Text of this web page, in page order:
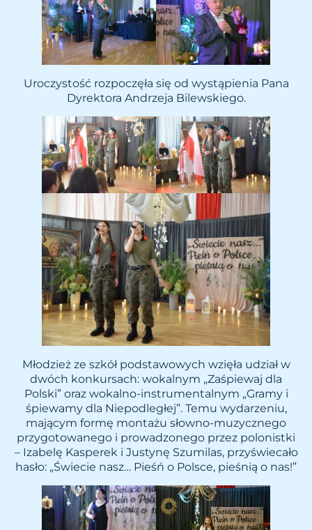
Uroczystość rozpoczęła się od wystąpienia Pana
Dyrektora Andrzeja Bilewskiego.
Młodzież ze szkół podstawowych wzięła udział w
dwóch konkursach: wokalnym „Zaśpiewaj dla
Polski” oraz wokalno-instrumentalnym „Gramy i
śpiewamy dla Niepodległej”. Temu wydarzeniu,
mającym formę montażu słowno-muzycznego
przygotowanego i prowadzonego przez polonistki
– Izabelę Kasperek i Justynę Szumilas, przyświecało
hasło: „Świecie nasz… Pieśń o Polsce, pieśnią o nas!”